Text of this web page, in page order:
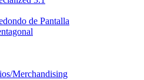
de Pantalla
Merchandising